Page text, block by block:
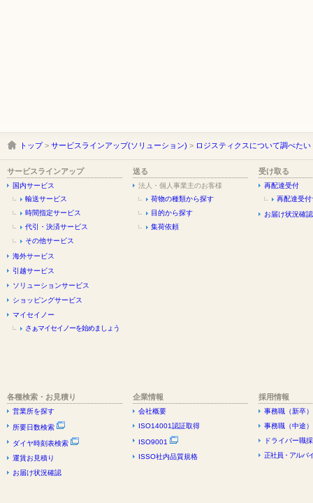
トップ> サービスラインアップ(ソリューション) > ロジスティクスについて調べたい
サービスラインアップ
国内サービス
輸送サービス
時間指定サービス
代引・決済サービス
その他サービス
海外サービス
引越サービス
ソリューションサービス
ショッピングサービス
マイセイノー
さぁマイセイノーを始めましょう
送る
法人・個人事業主のお客様
荷物の種類から探す
目的から探す
集荷依頼
受け取る
再配達受付
再配達受
お届け状況確認
各種検索・お見積り
営業所を探す
所要日数検索
ダイヤ時刻表検索
運賃お見積り
お届け状況確認
企業情報
会社概要
ISO14001認証取得
ISO9001
ISSO社内品質規格
採用情報
事務職（新卒
事務職（中途
ドライバー職
正社員・アルバ